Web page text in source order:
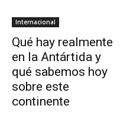
Internacional
Qué hay realmente
en la Antártida y
qué sabemos hoy
sobre este
continente